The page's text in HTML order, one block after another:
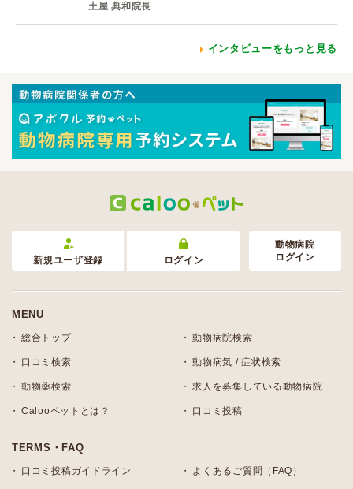
土屋 典和院長
インタビューをもっと見る
新規ユーザ登録 ログイン
動物病院
ログイン
MENU
総合トップ 動物病院検索
口コミ検索 動物病気 / 症状検索
動物薬検索 求人を募集している動物病院
Calooペットとは？ 口コミ投稿
TERMS・FAQ
口コミ投稿ガイドライン よくあるご質問（FAQ）